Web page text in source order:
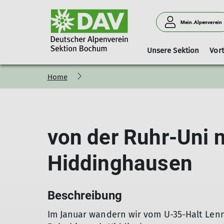
Mein.Alpenverein
Unsere Sektion
Satzung Vorstand und Beirat Mitgliedschaft
DAV-
Informationen zur
Programm
Tourenformate
Kletterstammtisch Freier
Kurse&TourenGymnastik 60+
Kinder- und Jugendklettergruppe
Home
von der Ruhr-Uni
Hiddinghausen
Beschreibung
Im Januar wandern wir vom U-35-Halt